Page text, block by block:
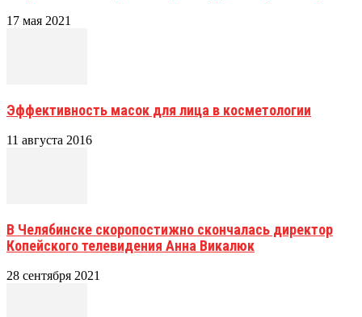
17 мая 2021
Эффективность масок для лица в косметологии
11 августа 2016
В Челябинске скоропостижно скончалась директор
Копейского телевидения Анна Викалюк
28 сентября 2021